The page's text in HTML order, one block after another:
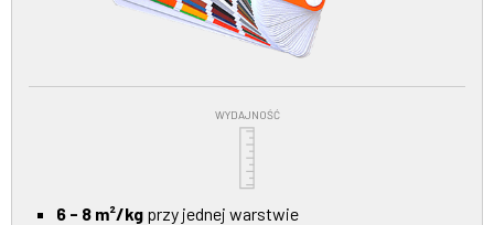
WYDAJNOŚĆ
6 - 8 m²/kg przy jednej warstwie